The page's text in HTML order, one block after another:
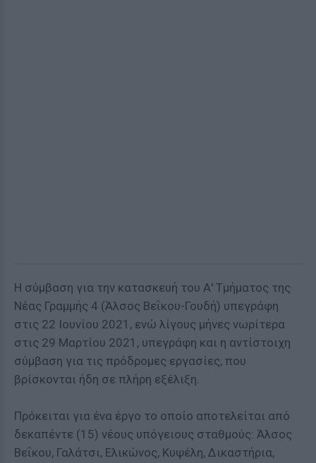
Η σύμβαση για την κατασκευή του Α' Τμήματος της
Νέας Γραμμής 4 (Άλσος Βεΐκου-Γουδή) υπεγράφη
στις 22 Ιουνίου 2021, ενώ λίγους μήνες νωρίτερα
στις 29 Μαρτίου 2021, υπεγράφη και η αντίστοιχη
σύμβαση για τις πρόδρομες εργασίες, που
βρίσκονται ήδη σε πλήρη εξέλιξη.
Πρόκειται για ένα έργο το οποίο αποτελείται από
δεκαπέντε (15) νέους υπόγειους σταθμούς: Άλσος
Βεΐκου, Γαλάτσι, Ελικώνος, Κυψέλη, Δικαστήρια,